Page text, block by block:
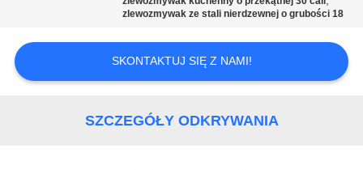
POLICY
zlewozmywak ze stali nierdzewnej o grubości 18
SKONTAKTUJ SIĘ Z NAMI!
SZCZEGÓŁY ODKRYWANIA